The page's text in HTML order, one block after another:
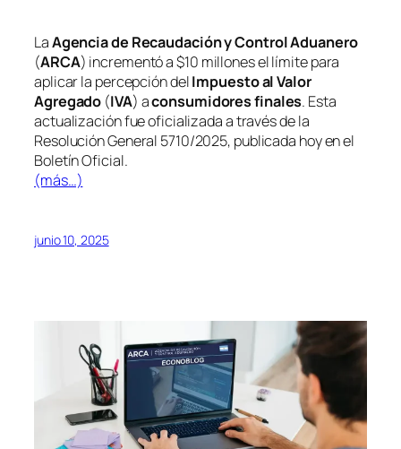
LaAgencia de Recaudación y Control Aduanero
(ARCA) incrementó a $10 millones el límite para
aplicar la percepción delImpuesto al Valor
Agregado (IVA) aconsumidores finales. Esta
actualización fue oficializada a través de la
Resolución General 5710/2025, publicada hoy en el
Boletín Oficial.
(más…)
junio 10, 2025